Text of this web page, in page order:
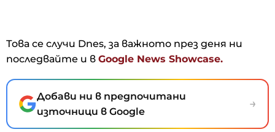
Това се случи Dnes, за важното през деня ни
последвайте и в Google News Showcase.
Добави ни в предпочитани
източници в Google
→